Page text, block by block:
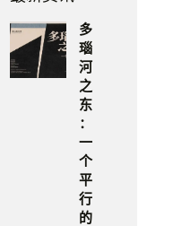
多
瑙
河
之
东
：
一
个
平
行
的